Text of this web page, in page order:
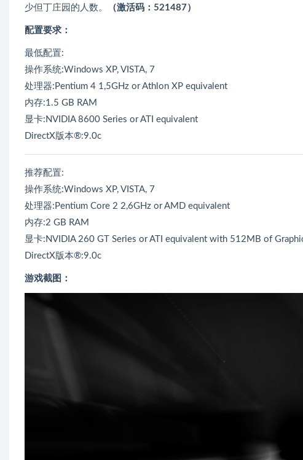
少但丁庄园的人数。
（激活码：521487）
配置要求：
最低配置:
操作系统:Windows XP, VISTA, 7
处理器:Pentium 4 1,5GHz or Athlon XP equivalent
内存:1.5 GB RAM
显卡:NVIDIA 8600 Series or ATI equivalent
DirectX版本®:9.0c
推荐配置:
操作系统:Windows XP, VISTA, 7
处理器:Pentium Core 2 2,6GHz or AMD equivalent
内存:2 GB RAM
显卡:NVIDIA 260 GT Series or ATI equivalent with 512MB of
DirectX版本®:9.0c
游戏截图：